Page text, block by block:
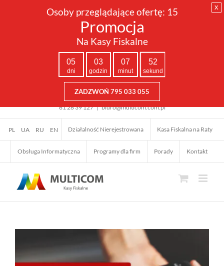
61 28 39 127 | biuro@multicom.com.pl
PL UA RU EN Działalność Nierejestrowana Kasa Fiskalna na Raty
Obsługa Informatyczna Programy dla firm Porady Kontakt
Osoby przeglądające ofertę: 15
Promocja
Na Kasy Fiskalne
05
dni
03
godzin
07
minut
51
sekund
ZADZWOŃ 795 033 055
x